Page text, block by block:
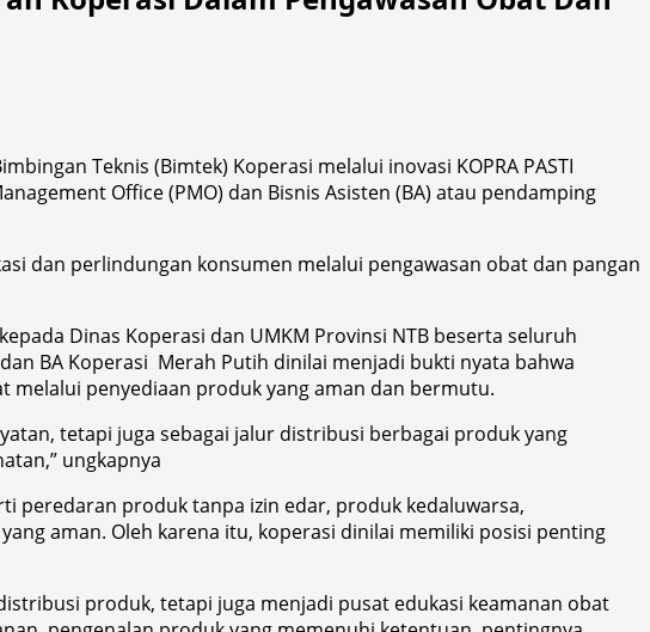
Teknis (Bimtek) Koperasi melalui inovasi KOPRA PASTI
Office (PMO) dan Bisnis Asisten (BA) atau pendamping
dan perlindungan konsumen melalui pengawasan obat dan pangan
Dinas Koperasi dan UMKM Provinsi NTB beserta seluruh
BA Koperasi Merah Putih dinilai menjadi bukti nyata bahwa
melalui penyediaan produk yang aman dan bermutu.
tetapi juga sebagai jalur distribusi berbagai produk yang
ungkapnya
peredaran produk tanpa izin edar, produk kedaluwarsa,
aman. Oleh karena itu, koperasi dinilai memiliki posisi penting
produk, tetapi juga menjadi pusat edukasi keamanan obat